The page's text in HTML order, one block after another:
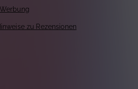
zu Rezensionen